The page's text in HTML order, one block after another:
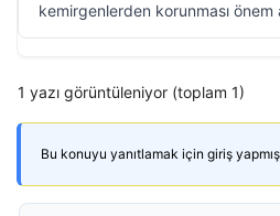
kemirgenlerden korunması
1 yazı görüntüleniyor (toplam 1)
Bu konuyu yanıtlamak için giriş yapmış